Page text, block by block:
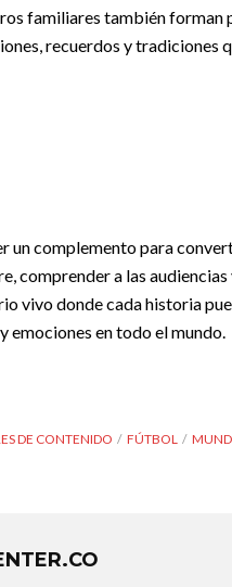
familiares también forman
recuerdos y tradiciones
un complemento para
comprender a las
vivo donde cada historia
emociones en todo el mundo.
DE CONTENIDO FÚTBOL